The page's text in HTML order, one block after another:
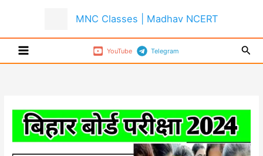
MNC Classes | Madhav NCERT
YouTube Telegram